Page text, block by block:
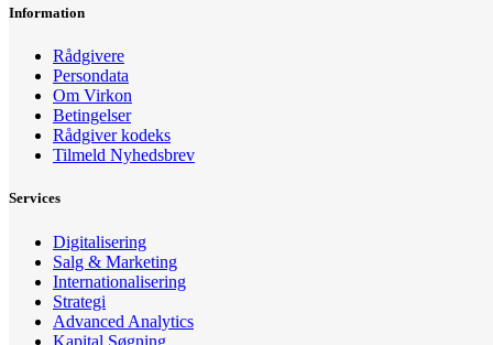
Information
Rådgivere
Persondata
Om Virkon
Betingelser
Rådgiver kodeks
Tilmeld Nyhedsbrev
Services
Digitalisering
Salg & Marketing
Internationalisering
Strategi
Advanced Analytics
Kapital Søgning